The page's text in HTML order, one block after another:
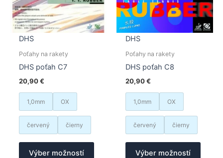
DHS
Poťahy na rakety
DHS poťah C7
20,90€
1,0mm OX
červený čierny
Výber možností
Tento
DHS
Poťahy na rakety
DHS poťah C8
20,90€
1,0mm OX
červený čierny
Výber možností
Tento